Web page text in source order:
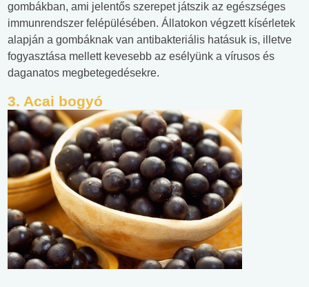
gombákban, ami jelentős szerepet játszik az egészséges
immunrendszer felépülésében. Állatokon végzett kísérletek
alapján a gombáknak van antibakteriális hatásuk is, illetve
fogyasztása mellett kevesebb az esélyünk a vírusos és
daganatos megbetegedésekre.
3. Acai bogyó